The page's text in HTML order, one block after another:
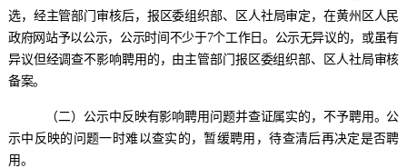
选，经主管部门审核后，报 区委组织部、 区 人社局审定，在黄州区人民
政府网站予以公示， 公示时间 不少于7个工作日 。公示无异议的，或虽有
异议但经调查不影响聘用的，由主管部门报 区委组织部、 区 人社局审核
备案。
（二） 公示中反映有影响聘用问题并查证属实的，不予聘用。公
示中反映的问题一时难以查实的，暂缓聘用，待查清后再决定是否聘
用。